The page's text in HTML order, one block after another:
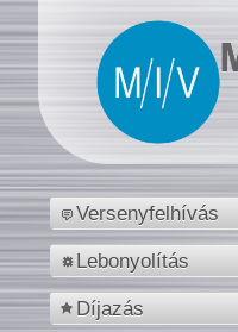
Versenyfelhívás
Lebonyolítás
Díjazás